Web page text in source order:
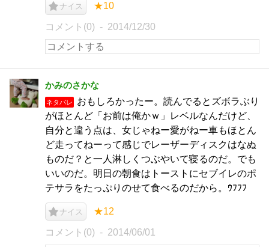
ナイス ★10
コメント(0) 2014/12/30
かみのさかな
ネタバレ
おもしろかったー。読んでるとズボラぶり
がほとんど「お前は俺かｗ」レベルなんだけど、
自分と違う点は、女じゃねー愛がねー車もほとん
ど走ってねーって感じでレーザーディスクはなぬ
ものだ？と一人淋しくつぶやいて寝るのだ。でも
いいのだ。明日の朝食はトーストにセブイレのポ
テサラをたっぷりのせて食べるのだから。ｳﾌﾌﾌ
ナイス ★12
コメント(0) 2014/06/01